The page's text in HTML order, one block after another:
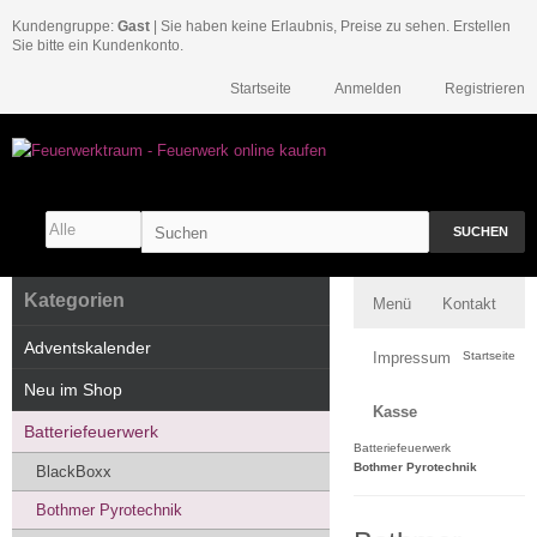
Kundengruppe: Gast | Sie haben keine Erlaubnis, Preise zu sehen. Erstellen
Sie bitte ein Kundenkonto.
Registrieren
Anmelden
Startseite
SUCHEN
Menü Kontakt
Impressum
Kasse
Startseite
Batteriefeuerwerk
Bothmer Pyrotechnik
Kategorien
Adventskalender
Neu im Shop
Batteriefeuerwerk
BlackBoxx
Bothmer Pyrotechnik